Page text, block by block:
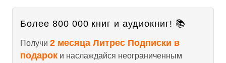
Более 800 000 книг и аудиокниг! 📚
Получи 2 месяца Литрес Подписки в
подарок и наслаждайся неограниченным